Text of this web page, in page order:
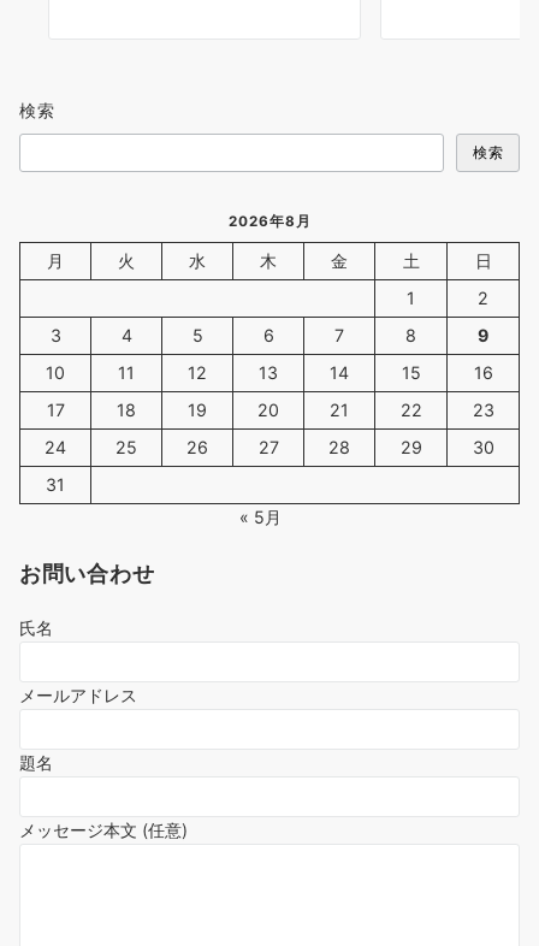
検索
検索
2026年8月
月 火 水 木 金 土
日
1
2
3
4 5 6 7 8
9
10
11 12 13 14 15
16
17
18 19 20 21 22
23
24
25 26 27 28 29
30
31
« 5月
お問い合わせ
氏名
メールアドレス
題名
メッセージ本文 (任意)